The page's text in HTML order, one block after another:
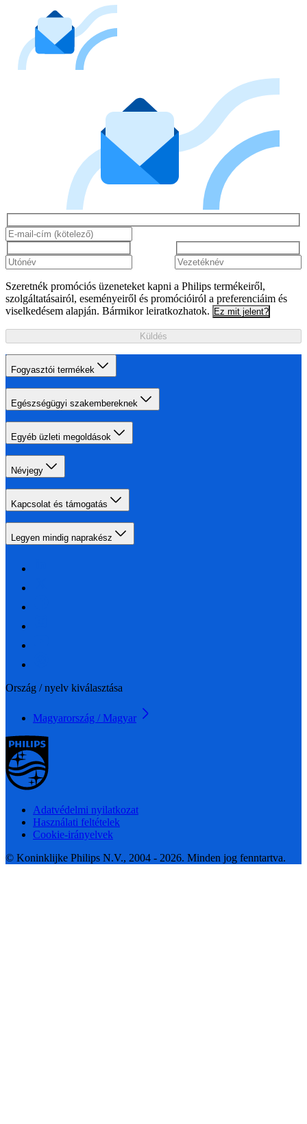
Szeretnék promóciós üzeneteket kapni a Philips termékeiről,
szolgáltatásairól, eseményeiről és promócióiról a preferenciáim és
viselkedésem alapján. Bármikor leiratkozhatok. Ez mit jelent?
Küldés
Fogyasztói termékek
Egészségügyi szakembereknek
Egyéb üzleti megoldások
Névjegy
Kapcsolat és támogatás
Legyen mindig naprakész
Ország / nyelv kiválasztása
Magyarország / Magyar
Adatvédelmi nyilatkozat
Használati feltételek
Cookie-irányelvek
© Koninklijke Philips N.V., 2004 - 2026. Minden jog fenntartva.